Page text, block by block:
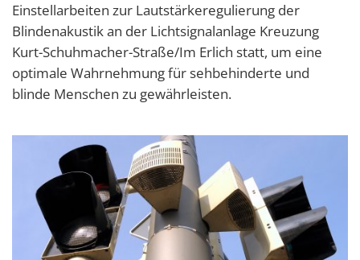
Einstellarbeiten zur Lautstärkeregulierung der
Blindenakustik an der Lichtsignalanlage Kreuzung
Kurt-Schuhmacher-Straße/Im Erlich statt, um eine
optimale Wahrnehmung für sehbehinderte und
blinde Menschen zu gewährleisten.